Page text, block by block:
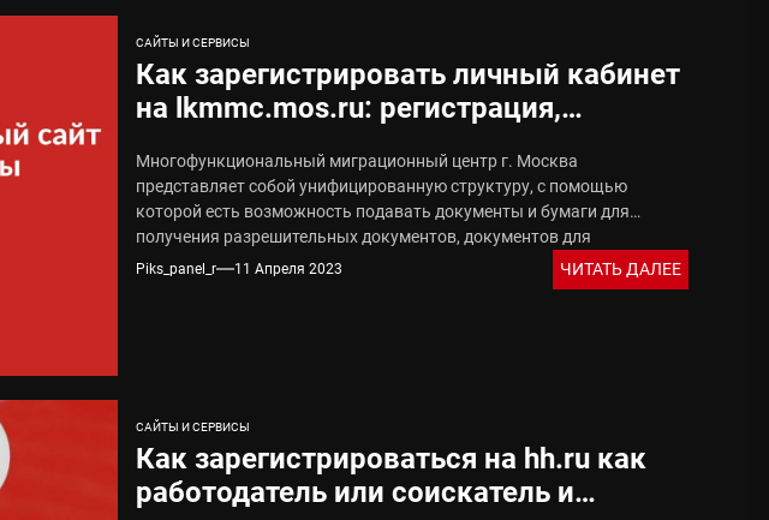
САЙТЫ И СЕРВИСЫ
Как зарегистрировать личный кабинет
на lkmmc.mos.ru: регистрация,
Многофункциональный миграционный центр г. Москва
представляет собой унифицированную структуру, с помощью
которой есть возможность подавать документы и бумаги для
получения разрешительных документов, документов для
трудоустройства...
Piks_panel_r 11 Апреля 2023 ЧИТАТЬ ДАЛЕЕ
САЙТЫ И СЕРВИСЫ
Как зарегистрироваться на hh.ru как
работодатель или соискатель и